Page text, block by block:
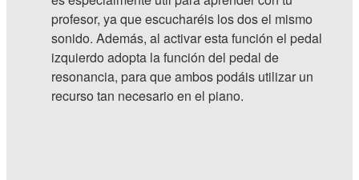
profesor, ya que escucharéis los dos el mismo
sonido. Además, al activar esta función el pedal
izquierdo adopta la función del pedal de
resonancia, para que ambos podáis utilizar un
recurso tan necesario en el piano.